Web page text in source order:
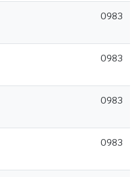
0983
0983
0983
0983